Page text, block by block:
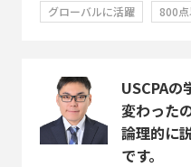
グローバルに活躍
800
USCPAの
変わった
論理的に
です。